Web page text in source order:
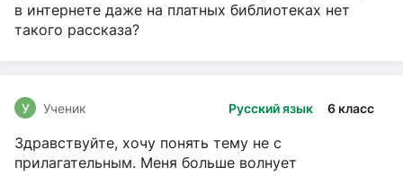
в интернете даже на платных библиотеках нет
такого рассказа?
Русский язык 6 класс
У Ученик
Здравствуйте, хочу понять тему не с
прилагательным. Меня больше волнует